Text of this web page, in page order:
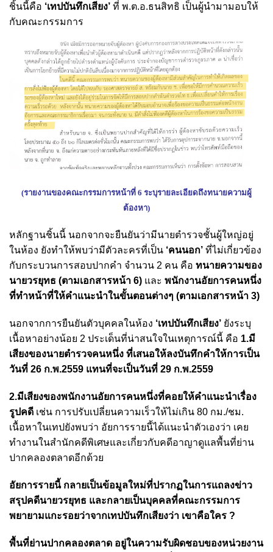
ชิ้นนี้คือ ‘เทปบันทึกเสียง’ ที่ พ.ต.อ.ธนสิทธิ เป็นผู้นำมามอบให้
กับคณะกรรมการ
(รายงานของคณะกรรมการหน้าที่ 6 ระบุรายละเอียดถึงทนายความผู้
ต้องหา)
หลักฐานชิ้นนี้ นอกจากจะยืนยันว่ามีนายตำรวจชั้นผู้ใหญ่อยู่
ในห้อง ยังทำให้พบว่ามีตัวละครที่เป็น ‘คนนอก’ ที่ไม่เกี่ยวข้อง
กับกระบวนการสอบปากคำ จำนวน 2 คน คือ ทนายความของ
นายวรยุทธ (ตามเอกสารหน้า 6) และ พนักงานอัยการคนหนึ่ง
ที่ทำหน้าที่ให้คำแนะนำในขั้นตอนต่างๆ (ตามเอกสารหน้า 3)
นอกจากการยืนยันตัวบุคคลในห้อง ‘เทปบันทึกเสียง’ ยังระบุ
เนื้อหาอย่างน้อย 2 ประเด็นที่น่าสนใจในเหตุการณ์นี้ คือ 1.มี
เสียงของนายตำรวจคนหนึ่ง ที่เสนอให้ลงบันทึกคำให้การเป็น
วันที่ 26 ก.พ.2559 แทนที่จะเป็นวันที่ 29 ก.พ.2559
2.มีเสียงของพนักงานอัยการคนหนึ่งที่คอยให้คำแนะนำเรื่อง
รูปคดี เช่น การปรับเปลี่ยนความเร็วให้ไม่เกิน 80 กม./ชม.
เนื้อหาในเทปยังพบว่า อัยการรายนี้ได้แนะนำตัวเองว่า เคย
ทำงานในสำนักคดีพิเศษและเกี่ยวกับคดีอาญาดูแลพื้นที่ย่าน
ปากคลองตลาดอีกด้วย
อัยการรายนี้ กลายเป็นข้อมูลใหม่ที่ปรากฏในการแถลงข่าว
สรุปคดีนายวรยุทธ และกลายเป็นบุคคลที่คณะกรรมการ
พยายามแกะรอยว่าจากเทปบันทึกเสียงว่า เขาคือใคร ?
พื้นที่ย่านปากคลองตลาด อยู่ในความรับผิดชอบของหน่วยงาน